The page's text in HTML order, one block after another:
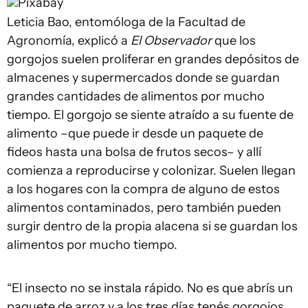
Leticia Bao, entomóloga de la Facultad de
Agronomía, explicó a El Observadorque los
gorgojos suelen proliferar en grandes depósitos de
almacenes y supermercados donde se guardan
grandes cantidades de alimentos por mucho
tiempo. El gorgojo se siente atraído a su fuente de
alimento –que puede ir desde un paquete de
fideos hasta una bolsa de frutos secos– y allí
comienza a reproducirse y colonizar. Suelen llegan
a los hogares con la compra de alguno de estos
alimentos contaminados, pero también pueden
surgir dentro de la propia alacena si se guardan los
alimentos por mucho tiempo.
“El insecto no se instala rápido. No es que abrís un